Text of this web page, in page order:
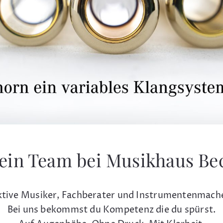
Team bei Musikhaus
Musiker, Fachberater und
Bei uns bekommst du Kompetenz die du spürst.